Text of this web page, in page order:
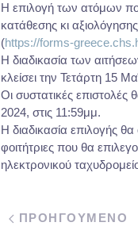
Η επιλογή των ατόμων
κατάθεσης κι
(https://forms-
Η διαδικασία των
κλείσει την Τετάρτη 15
Οι συστατικές
2024, στις 11:59μμ.
Η διαδικασία επιλογής θα
φοιτήτριες που θα
ηλεκτρονικού
ΠΡΟΗΓΟΥΜΕΝΟ